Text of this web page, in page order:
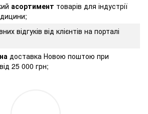
асортимент товарів для індустрії
відгуків від клієнтів на порталі
доставка Новою поштою при
25 000 грн;